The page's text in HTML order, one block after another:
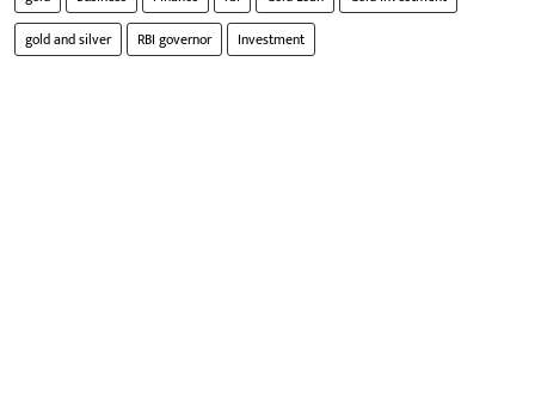
gold and silver
RBI governor Investment